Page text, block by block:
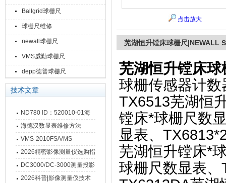
Ballgrid球栅尺
球栅尺维修
newall球栅尺
VMS威勤球栅尺
depp德普球栅尺
技术文章
ND780 ID：520010-01海
德汉数显表故障维修内容
海德汉数显表维修方法
VMS-2010FS/VMS-
3020FS/VMS-4030FS手动
影像测量仪技术参数
2026精密影像测量仪选购指
南 靠谱品牌一站式选型推荐
DC3000/DC-3000测量投影
仪万濠数据处理器数显表故
2026科普|影像测量仪技术
点击放大
芜湖恒升镗床球栅尺|NEWALL
芜湖恒升镗床
球栅传感器计
TX6513芜湖恒
镗床*球栅尺数
显表、
芜湖恒升镗床*
球栅尺数显表